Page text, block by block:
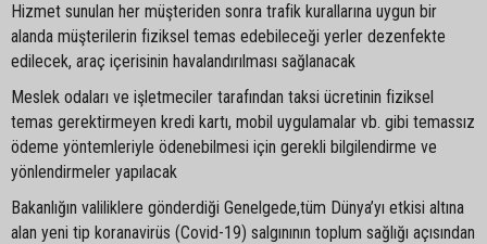
Hizmet sunulan her müşteriden sonra trafik kurallarına uygun bir
alanda müşterilerin fiziksel temas edebileceği yerler dezenfekte
edilecek, araç içerisinin havalandırılması sağlanacak
Meslek odaları ve işletmeciler tarafından taksi ücretinin fiziksel
temas gerektirmeyen kredi kartı, mobil uygulamalar vb. gibi temassız
ödeme yöntemleriyle ödenebilmesi için gerekli bilgilendirme ve
yönlendirmeler yapılacak
Bakanlığın valiliklere gönderdiği Genelgede,tüm Dünya’yı etkisi altına
alan yeni tip koranavirüs (Covid-19) salgınının toplum sağlığı açısından